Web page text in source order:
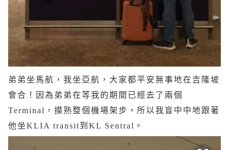
弟弟坐馬航，我坐亞航，大家都平安無事地在吉隆坡
會合！因為弟弟在等我的期間已經去了兩個
Terminal，摸熟整個機場架步，所以我盲中中地跟著
他坐KLIA transit到KL Sentral。